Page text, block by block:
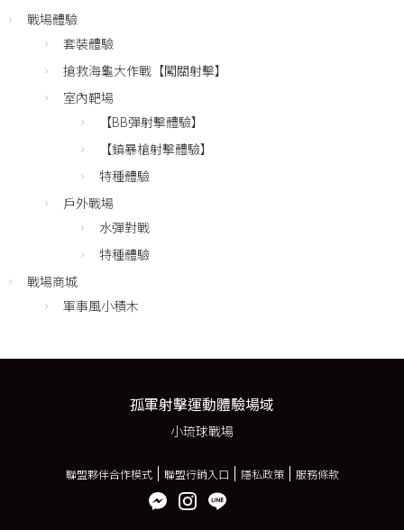
戰場體驗
套裝體驗
搶救海龜大作戰【闖關射擊】
室內靶場
【BB彈射擊體驗】
【鎮暴槍射擊體驗】
特種體驗
戶外戰場
水彈對戰
特種體驗
戰場商城
軍事風小積木
孤軍射擊運動體驗場域
小琉球戰場
聯盟夥伴合作模式 聯盟行銷入口 隱私政策 服務條款